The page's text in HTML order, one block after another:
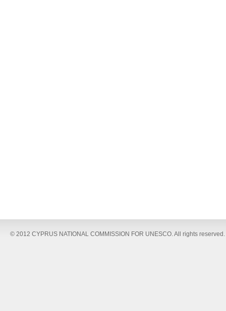
© 2012 CYPRUS NATIONAL COMMISSION FOR UNESCO. All rights reserved.